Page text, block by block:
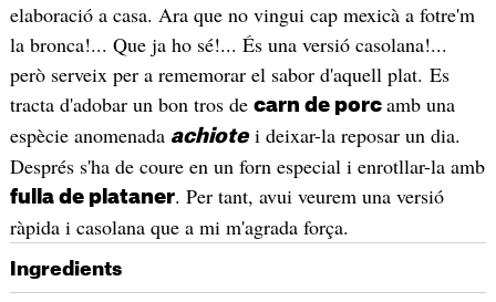
elaboració a casa. Ara que no vingui cap mexicà a fotre'm
la bronca!... Que ja ho sé!... És una versió casolana!...
però serveix per a rememorar el sabor d'aquell plat. Es
tracta d'adobar un bon tros de carn de porc amb una
espècie anomenada achiotei deixar-la reposar un dia.
Després s'ha de coure en un forn especial i enrotllar-la amb
fulla de plataner. Per tant, avui veurem una versió
ràpida i casolana que a mi m'agrada força.
Ingredients